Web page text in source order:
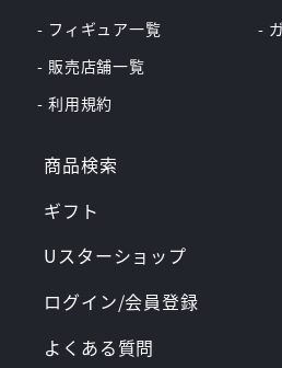
- フィギュア一覧
- 販売店舗一覧
- 利用規約
-
商品検索
ギフト
Uスターショップ
ログイン/会員登録
よくある質問